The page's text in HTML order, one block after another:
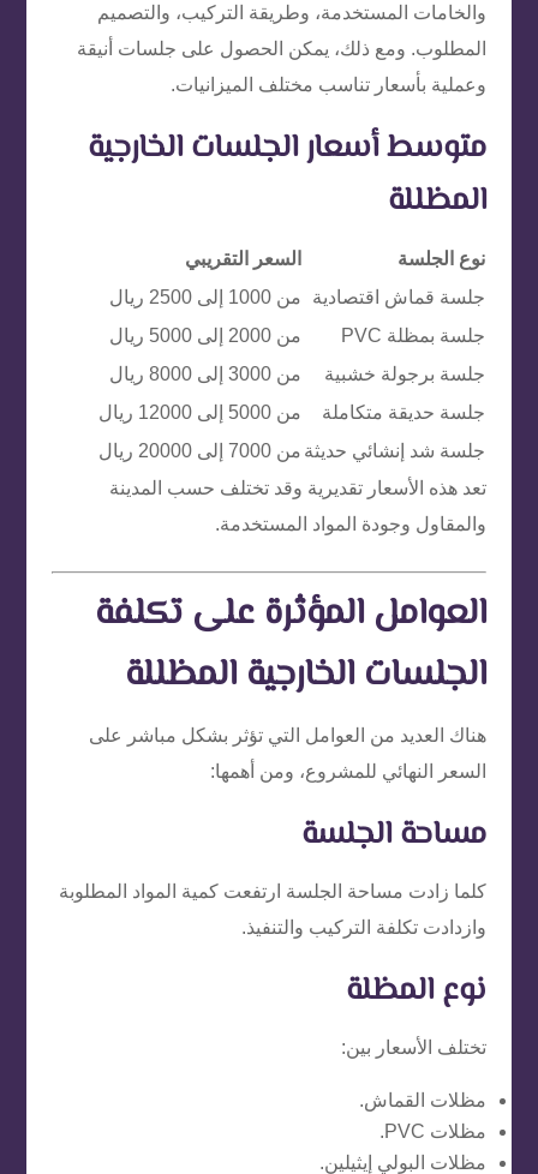
والخامات المستخدمة، وطريقة التركيب، والتصميم
المطلوب. ومع ذلك، يمكن الحصول على جلسات أنيقة
وعملية بأسعار تناسب مختلف الميزانيات.
متوسط أسعار الجلسات الخارجية
المظللة
نوع الجلسة
السعر التقريبي
جلسة قماش اقتصادية
من 1000 إلى 2500 ريال
جلسة بمظلة PVC
من 2000 إلى 5000 ريال
جلسة برجولة خشبية
من 3000 إلى 8000 ريال
جلسة حديقة متكاملة
من 5000 إلى 12000 ريال
جلسة شد إنشائي حديثة من 7000 إلى 20000 ريال
تعد هذه الأسعار تقديرية وقد تختلف حسب المدينة
والمقاول وجودة المواد المستخدمة.
العوامل المؤثرة على تكلفة
الجلسات الخارجية المظللة
هناك العديد من العوامل التي تؤثر بشكل مباشر على
السعر النهائي للمشروع، ومن أهمها:
مساحة الجلسة
كلما زادت مساحة الجلسة ارتفعت كمية المواد المطلوبة
وازدادت تكلفة التركيب والتنفيذ.
نوع المظلة
تختلف الأسعار بين:
مظلات القماش.
مظلات PVC.
مظلات البولي إيثيلين.